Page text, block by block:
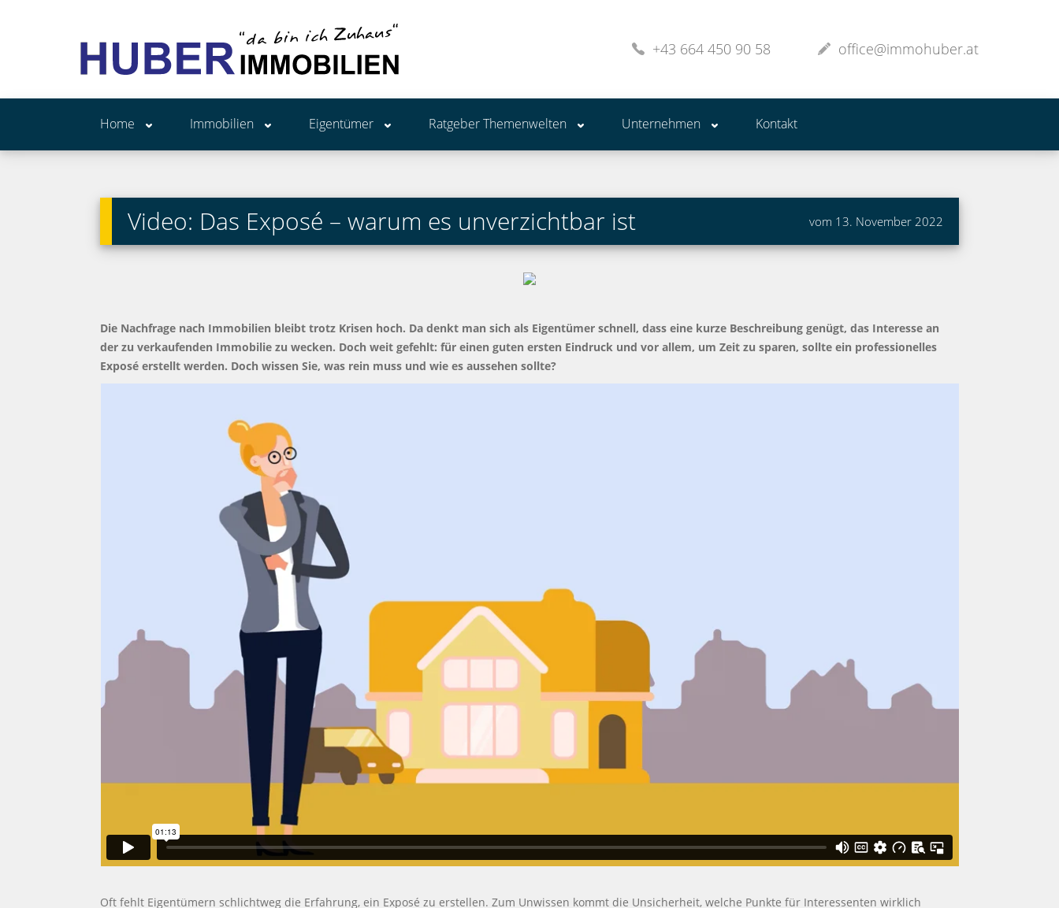
office@immohuber.at
+43 664 450 90 58
Home Immobilien Eigentümer Ratgeber Themenwelten Unternehmen Kontakt
Video: Das Exposé – warum es unverzichtbar ist vom 13. November 2022
Die Nachfrage nach Immobilien bleibt trotz Krisen hoch. Da denkt man sich als Eigentümer schnell, dass eine kurze Beschreibung genügt, das Interesse an
der zu verkaufenden Immobilie zu wecken. Doch weit gefehlt: für einen guten ersten Eindruck und vor allem, um Zeit zu sparen, sollte ein professionelles
Exposé erstellt werden. Doch wissen Sie, was rein muss und wie es aussehen sollte?
Oft fehlt Eigentümern schlichtweg die Erfahrung, ein Exposé zu erstellen. Zum Unwissen kommt die Unsicherheit, welche Punkte für Interessenten wirklich